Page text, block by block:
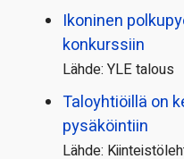
Ikoninen
konkurssiin
Lähde: YLE talous
Taloyhtiöillä on
pysäköintiin
Lähde: